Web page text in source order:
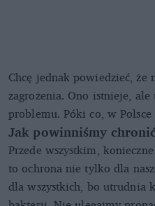
Chcę jednak powiedzieć,
zagrożenia. Ono istnieje,
problemu. Póki co, w Polsce
Jak powinniśmy
Przede wszystkim,
to ochrona nie tylko dla
dla wszystkich, bo utrudnia